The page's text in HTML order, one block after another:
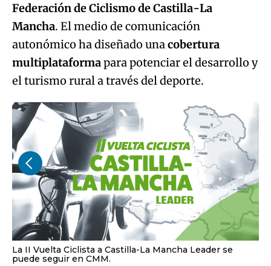
Federación de Ciclismo de Castilla-La
Mancha. El medio de comunicación
autonómico ha diseñado unacobertura
multiplataformapara potenciar el desarrollo y
el turismo rural a través del deporte.
La II Vuelta Ciclista a Castilla-La Mancha Leader se
puede seguir en CMM.